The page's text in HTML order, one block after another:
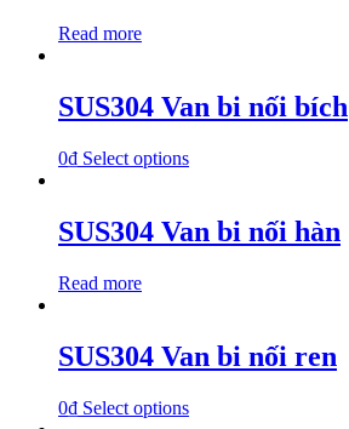
Read more
SUS304 Van bi nối bích
0₫ Select options
SUS304 Van bi nối hàn
Read more
SUS304 Van bi nối ren
0₫ Select options